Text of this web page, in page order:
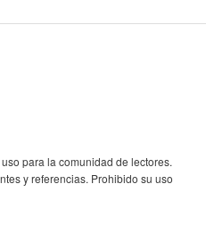
para la comunidad de lectores.
y referencias. Prohibido su uso